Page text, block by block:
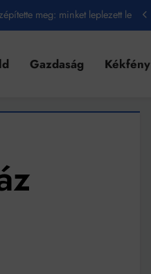
meg: minket leplezett le
tesz, mint a szerelem
Az öregség nem csak ránc?
De te miért öltözöl hozzá?
falusi író vagy boncmester?
Gazdaság Kékfény